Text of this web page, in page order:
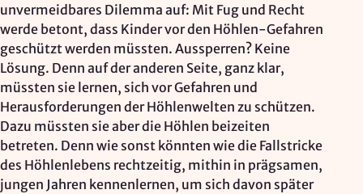
unvermeidbares Dilemma auf: Mit Fug und Recht
werde betont, dass Kinder vor den Höhlen-Gefahren
geschützt werden müssten. Aussperren? Keine
Lösung. Denn auf der anderen Seite, ganz klar,
müssten sie lernen, sich vor Gefahren und
Herausforderungen der Höhlenwelten zu schützen.
Dazu müssten sie aber die Höhlen beizeiten
betreten. Denn wie sonst könnten wie die Fallstricke
des Höhlenlebens rechtzeitig, mithin in prägsamen,
jungen Jahren kennenlernen, um sich davon später